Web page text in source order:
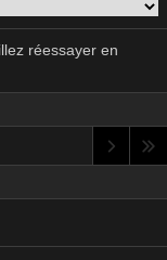
réessayer en